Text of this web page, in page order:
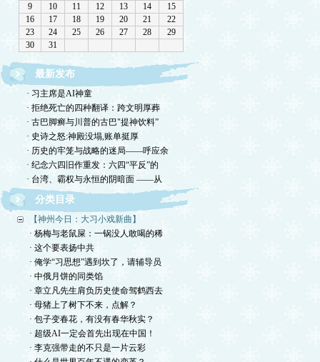
最新发布
· 习主席是AI神童
· 拒绝死亡的四种翻译：跨文明厚葬
· 古巴脚癣与川普的古巴"提神饮料”
· 史诗之怒:神殿没塌,账单挺厚
· 历史的牢笼与战略的迷局——呼应余
· 纪念六四旧作重发：六四“平反”的
· 台湾、霸权与永恒的阴暗面 ——从
分类目录
【神州今日：大习小戏新曲】
· 杨梅与老鼠屎：一锅没人敢喝的稀
· 这个要表扬中共
· 俺学“习思想”遇到坎了，请辅导员
· 中俄月饼的同类馅
· 章立凡先生肩负历史使命驾鹤西去
· 母猪上了树下不来，点解？
· 包子变春花，有没有春华秋实？
· 超级AI一定会首先出现在中国！
· 李克强带走的不只是一片云彩